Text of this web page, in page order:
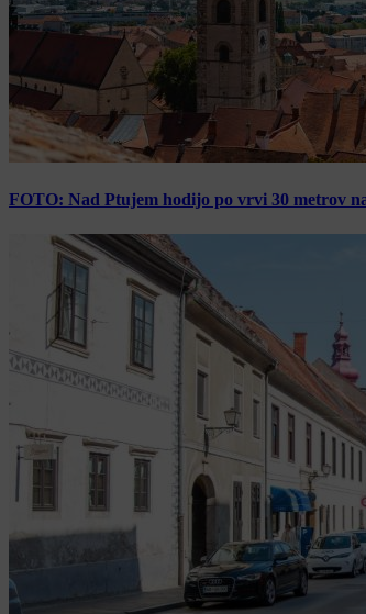
FOTO: Nad Ptujem hodijo po vrvi 30 metrov